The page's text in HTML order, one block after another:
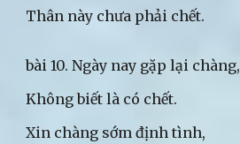
Thân này chưa phải chết.
bài 10. Ngày nay gặp lại chàng,
Không biết là có chết.
Xin chàng sớm định tình,